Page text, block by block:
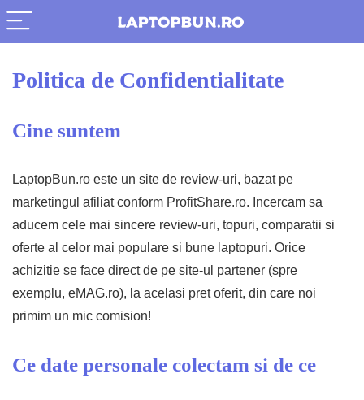
Politica de Confidentialitate
Cine suntem
LaptopBun.ro este un site de review-uri, bazat pe
marketingul afiliat conform ProfitShare.ro. Incercam sa
aducem cele mai sincere review-uri, topuri, comparatii si
oferte al celor mai populare si bune laptopuri. Orice
achizitie se face direct de pe site-ul partener (spre
exemplu, eMAG.ro), la acelasi pret oferit, din care noi
primim un mic comision!
Ce date personale colectam si de ce